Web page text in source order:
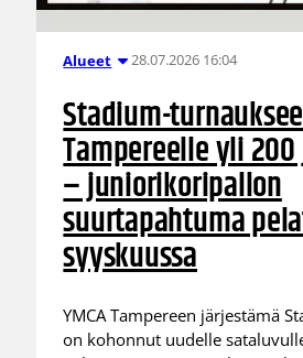
Alueet 28.07.2026 16:04
Stadium-
Tampereelle yli
– juniorikoripallon
suurtapahtuma
syyskuussa
YMCA Tampereen järjestämä
on kohonnut uudelle